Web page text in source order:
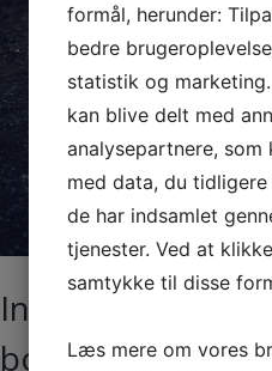
Indsamling af
bortskaffer du dit
formål, herunder:
bedre
statistik og
kan blive delt med
analysepartnere, som
med data, du
de har indsamlet
tjenester. Ved at
samtykke til disse
Læs mere om vores